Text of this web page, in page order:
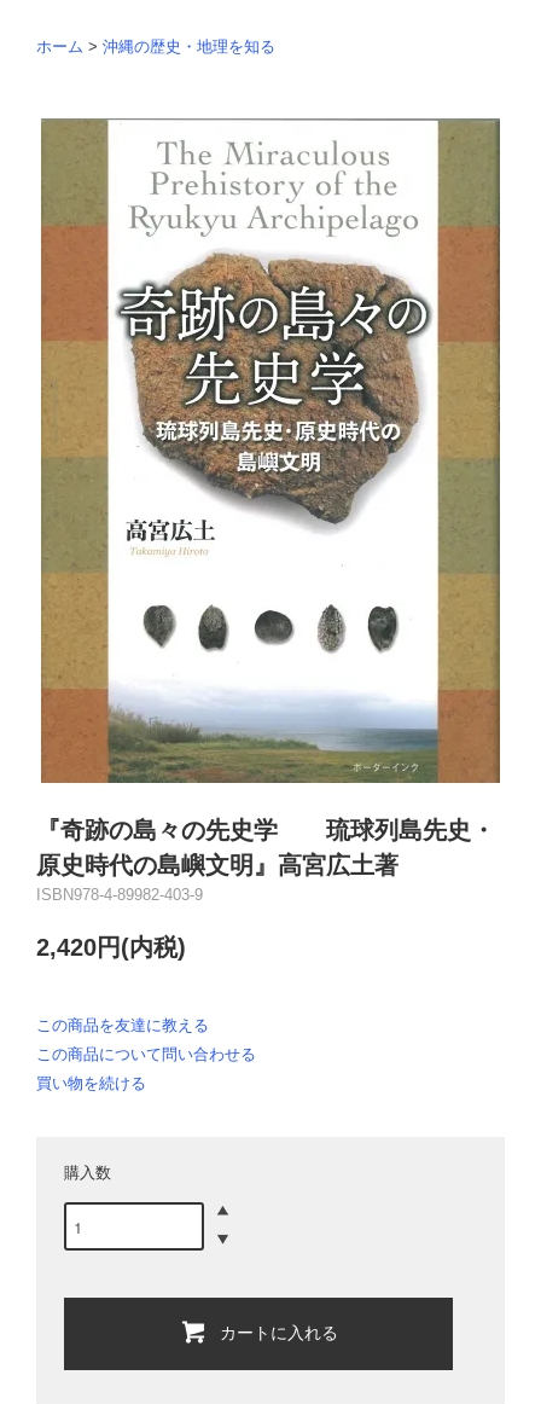
ホーム > 沖縄の歴史・地理を知る
『奇跡の島々の先史学 琉球列島先史・
原史時代の島嶼文明』高宮広土著
ISBN978-4-89982-403-9
2,420円(内税)
この商品を友達に教える
この商品について問い合わせる
買い物を続ける
購入数
カートに入れる